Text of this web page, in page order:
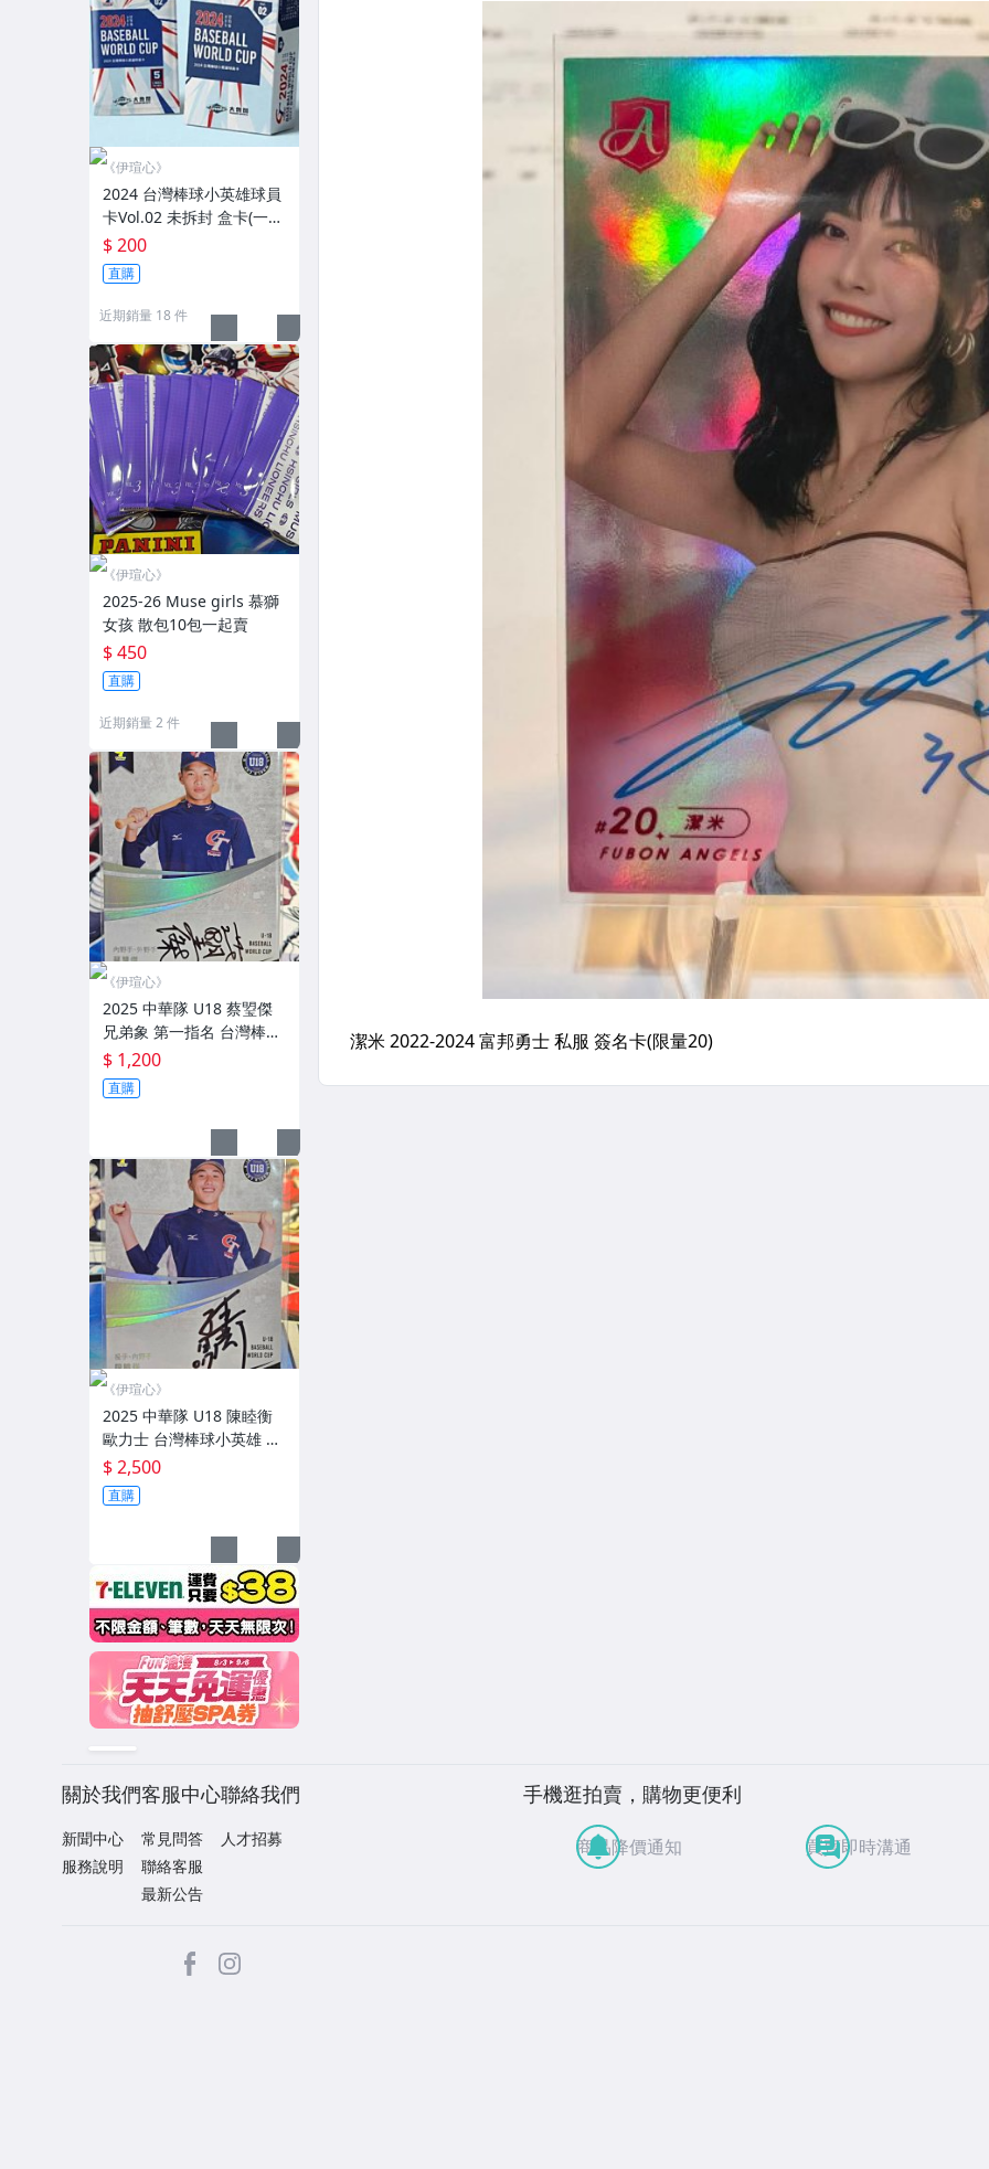
《伊瑄心》
2024 台灣棒球小英雄球員
卡Vol.02 未拆封 盒卡(一盒
6包)
$ 200
直購
近期銷量 18 件
《伊瑄心》
2025-26 Muse girls 慕獅
女孩 散包10包一起賣
$ 450
直購
近期銷量 2 件
《伊瑄心》
2025 中華隊 U18 蔡琞傑
兄弟象 第一指名 台灣棒球
小英雄 第一張官方簽名卡
(限量30)
$ 1,200
直購
《伊瑄心》
2025 中華隊 U18 陳睦衡
歐力士 台灣棒球小英雄 官
方簽名卡(限量30)
$ 2,500
直購
關於我們
新聞中心
服務說明
客服中心
常見問答
聯絡客服
最新公告
聯絡我們
人才招募
手機逛拍賣，購物更便利
商品降價通知 買賣即時溝通
facebook